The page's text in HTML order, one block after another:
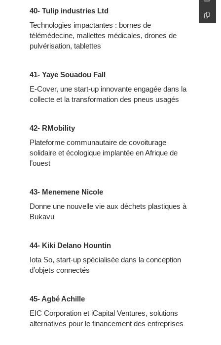
40- Tulip industries Ltd
Technologies impactantes : bornes de
télémédecine, mallettes médicales, drones de
pulvérisation, tablettes
41- Yaye Souadou Fall
E-Cover, une start-up innovante engagée dans la
collecte et la transformation des pneus usagés
42- RMobility
Plateforme communautaire de covoiturage
solidaire et écologique implantée en Afrique de
l’ouest
43- Menemene Nicole
Donne une nouvelle vie aux déchets plastiques à
Bukavu
44- Kiki Delano Hountin
Iota So, start-up spécialisée dans la conception
d’objets connectés
45- Agbé Achille
EIC Corporation et iCapital Ventures, solutions
alternatives pour le financement des entreprises